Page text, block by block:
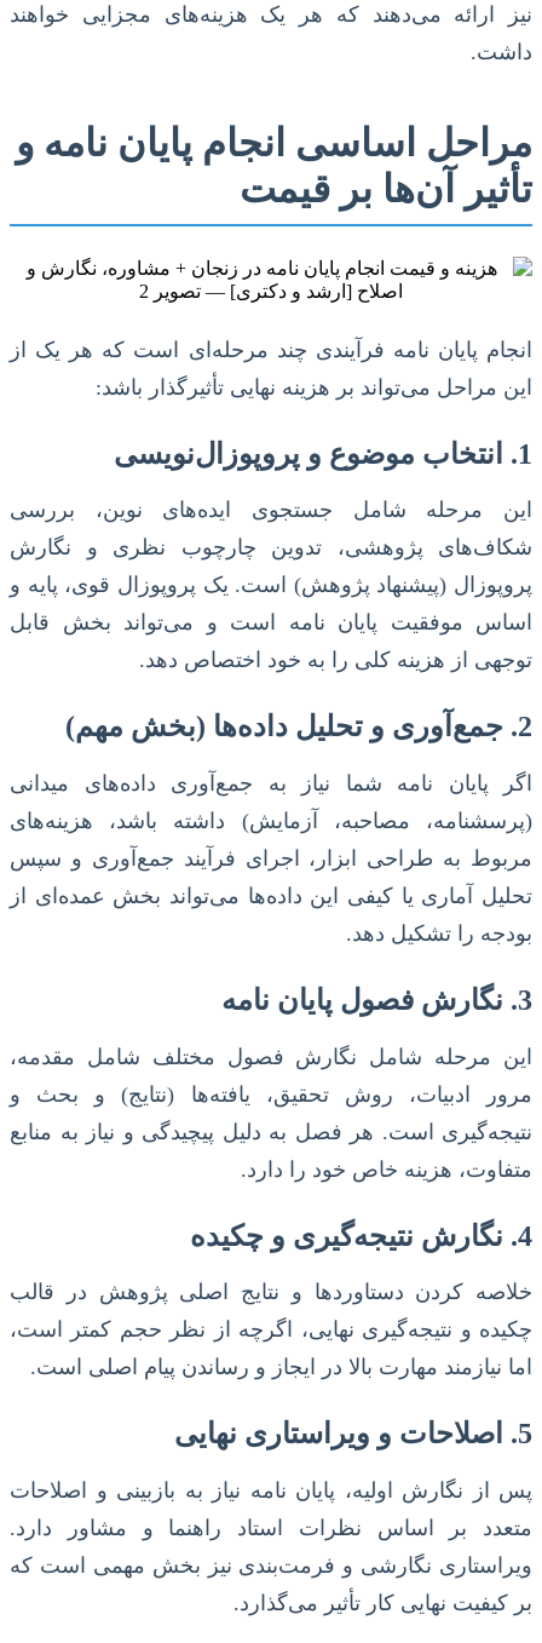
نیز ارائه می‌دهند که هر یک هزینه‌های مجزایی خواهند
داشت.
مراحل اساسی انجام پایان نامه و
تأثیر آن‌ها بر قیمت
انجام پایان نامه فرآیندی چند مرحله‌ای است که هر یک از
این مراحل می‌تواند بر هزینه نهایی تأثیرگذار باشد:
1. انتخاب موضوع و پروپوزال‌نویسی
این مرحله شامل جستجوی ایده‌های نوین، بررسی
شکاف‌های پژوهشی، تدوین چارچوب نظری و نگارش
پروپوزال (پیشنهاد پژوهش) است. یک پروپوزال قوی، پایه و
اساس موفقیت پایان نامه است و می‌تواند بخش قابل
توجهی از هزینه کلی را به خود اختصاص دهد.
2. جمع‌آوری و تحلیل داده‌ها (بخش مهم)
اگر پایان نامه شما نیاز به جمع‌آوری داده‌های میدانی
(پرسشنامه، مصاحبه، آزمایش) داشته باشد، هزینه‌های
مربوط به طراحی ابزار، اجرای فرآیند جمع‌آوری و سپس
تحلیل آماری یا کیفی این داده‌ها می‌تواند بخش عمده‌ای از
بودجه را تشکیل دهد.
3. نگارش فصول پایان نامه
این مرحله شامل نگارش فصول مختلف شامل مقدمه،
مرور ادبیات، روش تحقیق، یافته‌ها (نتایج) و بحث و
نتیجه‌گیری است. هر فصل به دلیل پیچیدگی و نیاز به منابع
متفاوت، هزینه خاص خود را دارد.
4. نگارش نتیجه‌گیری و چکیده
خلاصه کردن دستاوردها و نتایج اصلی پژوهش در قالب
چکیده و نتیجه‌گیری نهایی، اگرچه از نظر حجم کمتر است،
اما نیازمند مهارت بالا در ایجاز و رساندن پیام اصلی است.
5. اصلاحات و ویراستاری نهایی
پس از نگارش اولیه، پایان نامه نیاز به بازبینی و اصلاحات
متعدد بر اساس نظرات استاد راهنما و مشاور دارد.
ویراستاری نگارشی و فرمت‌بندی نیز بخش مهمی است که
بر کیفیت نهایی کار تأثیر می‌گذارد.